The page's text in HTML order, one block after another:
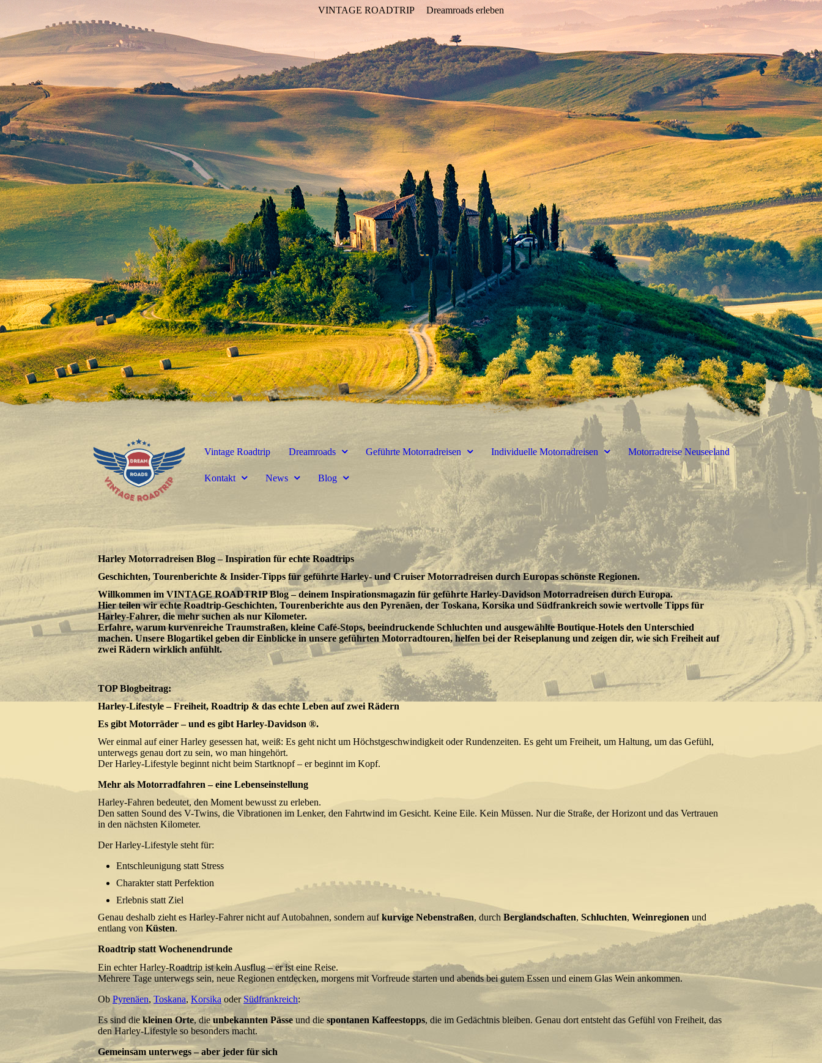
VINTAGE ROADTRIP Dreamroads erleben
Vintage Roadtrip Dreamroads Geführte Motorradreisen Individuelle Motorradreisen Motorradreise Neuseeland
Kontakt News Blog
Harley Motorradreisen Blog – Inspiration für echte Roadtrips
Geschichten, Tourenberichte & Insider-Tipps für geführte Harley- und Cruiser Motorradreisen durch Europas schönste Regionen.
Willkommen im VINTAGE ROADTRIP Blog – deinem Inspirationsmagazin für geführte Harley-Davidson Motorradreisen durch Europa.
Hier teilen wir echte Roadtrip-Geschichten, Tourenberichte aus den Pyrenäen, der Toskana, Korsika und Südfrankreich sowie wertvolle Tipps für
Harley-Fahrer, die mehr suchen als nur Kilometer.
Erfahre, warum kurvenreiche Traumstraßen, kleine Café-Stops, beeindruckende Schluchten und ausgewählte Boutique-Hotels den Unterschied
machen. Unsere Blogartikel geben dir Einblicke in unsere geführten Motorradtouren, helfen bei der Reiseplanung und zeigen dir, wie sich Freiheit auf
zwei Rädern wirklich anfühlt.
TOP Blogbeitrag:
Harley-Lifestyle – Freiheit, Roadtrip & das echte Leben auf zwei Rädern
Es gibt Motorräder – und es gibt Harley-Davidson ®.
Wer einmal auf einer Harley gesessen hat, weiß: Es geht nicht um Höchstgeschwindigkeit oder Rundenzeiten. Es geht um Freiheit, um Haltung, um das Gefühl,
unterwegs genau dort zu sein, wo man hingehört.
Der Harley-Lifestyle beginnt nicht beim Startknopf – er beginnt im Kopf.
Mehr als Motorradfahren – eine Lebenseinstellung
Harley-Fahren bedeutet, den Moment bewusst zu erleben.
Den satten Sound des V-Twins, die Vibrationen im Lenker, den Fahrtwind im Gesicht. Keine Eile. Kein Müssen. Nur die Straße, der Horizont und das Vertrauen
in den nächsten Kilometer.
Der Harley-Lifestyle steht für:
Entschleunigung statt Stress
Charakter statt Perfektion
Erlebnis statt Ziel
Genau deshalb zieht es Harley-Fahrer nicht auf Autobahnen, sondern aufkurvige Nebenstraßen, durch Berglandschaften, Schluchten, Weinregionen und
entlang von Küsten.
Roadtrip statt Wochenendrunde
Ein echter Harley-Roadtrip ist kein Ausflug – er ist eine Reise.
Mehrere Tage unterwegs sein, neue Regionen entdecken, morgens mit Vorfreude starten und abends bei gutem Essen und einem Glas Wein ankommen.
Ob Pyrenäen, Toskana,Korsika oder Südfrankreich:
Es sind diekleinen Orte, die unbekannten Pässe und die spontanen Kaffeestopps, die im Gedächtnis bleiben. Genau dort entsteht das Gefühl von Freiheit, das
den Harley-Lifestyle so besonders macht.
Gemeinsam unterwegs – aber jeder für sich